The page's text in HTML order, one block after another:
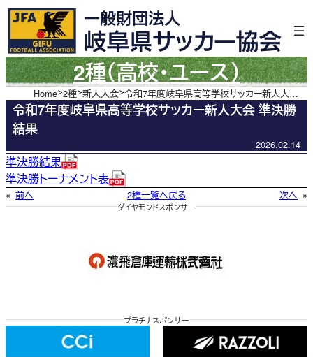
内
を
ス
キ
プ
2種（高校・ユース）
Home 2種 新人大会 令和7年度岐阜県高等学校サッカー新人大会 準決勝結果
令和7年度岐阜県高等学校サッカー新人大会 準決勝
結果
2026.02.14
準決勝結果
準決勝トーナメント表
« 前へ 2種一覧へ戻る 次へ »
ダイヤモンドスポンサー
プラチナスポンサー